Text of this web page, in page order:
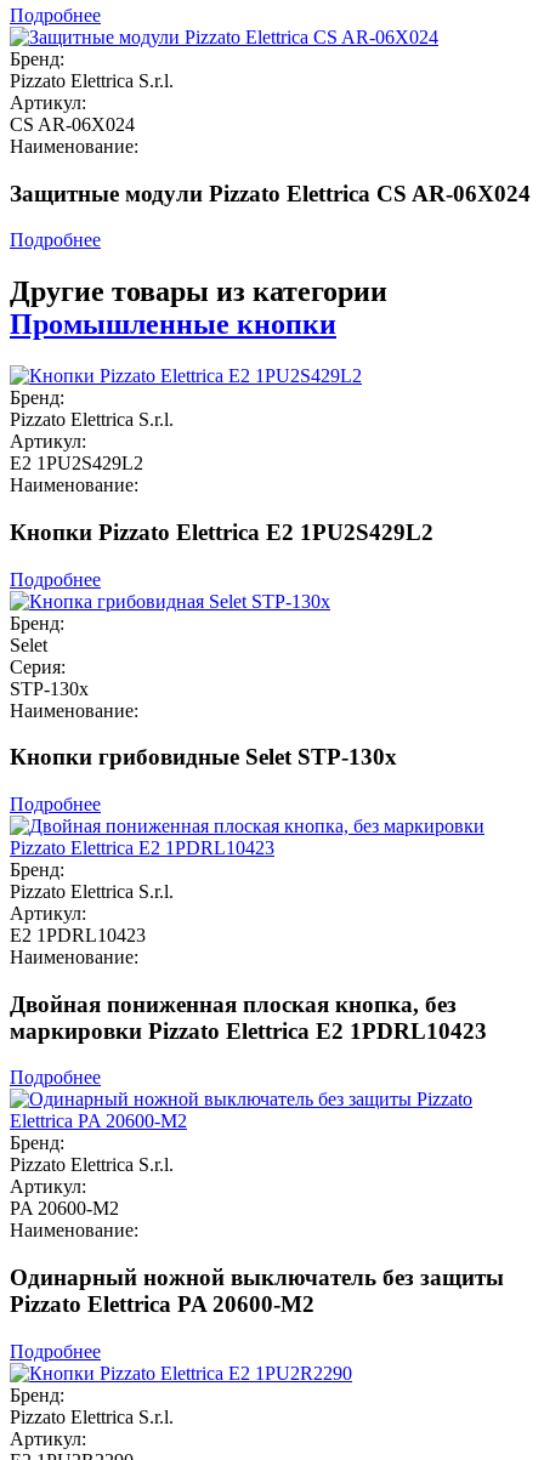
Подробнее
Бренд:
Pizzato Elettrica S.r.l.
Артикул:
CS AR-06X024
Наименование:
Защитные модули Pizzato Elettrica CS AR-06X024
Подробнее
Другие товары из категории
Промышленные кнопки
Бренд:
Pizzato Elettrica S.r.l.
Артикул:
E2 1PU2S429L2
Наименование:
Кнопки Pizzato Elettrica E2 1PU2S429L2
Подробнее
Бренд:
Selet
Серия:
STP-130x
Наименование:
Кнопки грибовидные Selet STP-130x
Подробнее
Бренд:
Pizzato Elettrica S.r.l.
Артикул:
E2 1PDRL10423
Наименование:
Двойная пониженная плоская кнопка, без
маркировки Pizzato Elettrica E2 1PDRL10423
Подробнее
Бренд:
Pizzato Elettrica S.r.l.
Артикул:
PA 20600-M2
Наименование:
Одинарный ножной выключатель без защиты
Pizzato Elettrica PA 20600-M2
Подробнее
Бренд:
Pizzato Elettrica S.r.l.
Артикул: